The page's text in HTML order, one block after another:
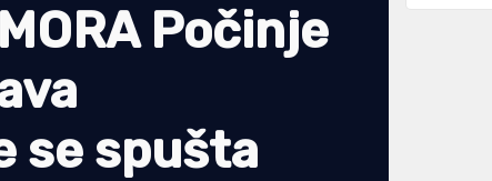
Počinje
se spušta